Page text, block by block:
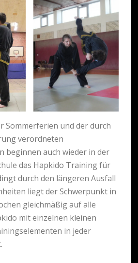
Sommerferien und der durch
verordneten
beginnen auch wieder in der
das Hapkido Training für
durch den längeren Ausfall
liegt der Schwerpunkt in
gleichmäßig auf alle
mit einzelnen kleinen
in jeder